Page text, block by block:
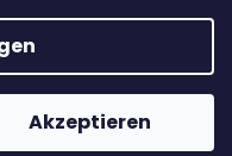
Akzeptieren
Rechte vorbehalten.
ändern